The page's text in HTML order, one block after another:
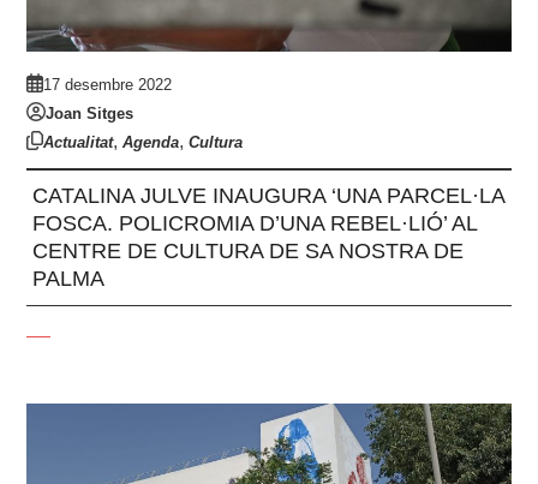
17 desembre 2022
Joan Sitges
Actualitat,Agenda,Cultura
CATALINA JULVE INAUGURA ‘UNA PARCEL·LA
FOSCA. POLICROMIA D’UNA REBEL·LIÓ’ AL
CENTRE DE CULTURA DE SA NOSTRA DE
PALMA